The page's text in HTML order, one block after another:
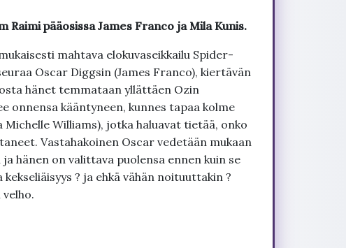
Raimi pääosissa James Franco ja Mila Kunis.
mahtava elokuvaseikkailu Spider-
Oscar Diggsin (James Franco), kiertävän
hänet temmataan yllättäen Ozin
onnensa kääntyneen, kunnes tapaa kolme
Michelle Williams), jotka haluavat tietää, onko
Vastahakoinen Oscar vedetään mukaan
hänen on valittava puolensa ennen kuin se
? ja ehkä vähän noituuttakin ?